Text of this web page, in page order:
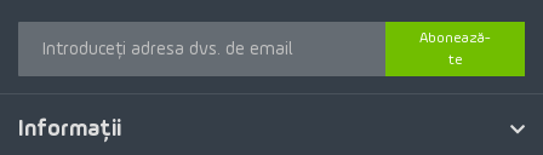
Abonează-
te
Informaţii